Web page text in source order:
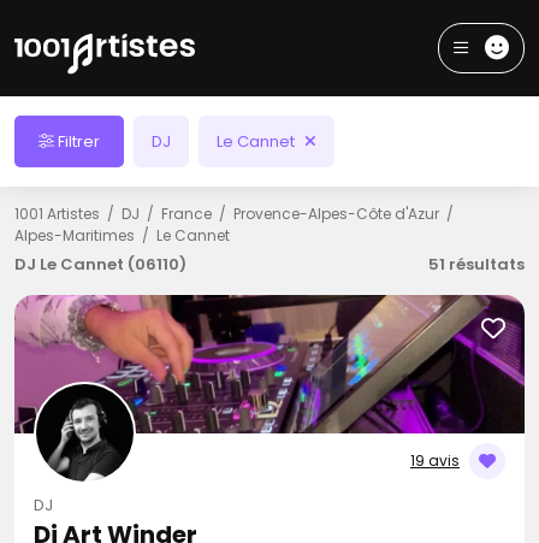
Filtrer DJ Le Cannet
1001 Artistes DJ France
Provence-Alpes-Côte d'Azur
Alpes-Maritimes
Le Cannet
DJ Le Cannet (06110) 51 résultats
19 avis
DJ
Dj Art Winder